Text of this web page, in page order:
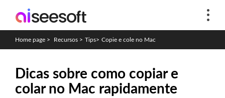
Home page > Recursos > Tips> Copie e cole no Mac
Dicas sobre como copiar e
colar no Mac rapidamente